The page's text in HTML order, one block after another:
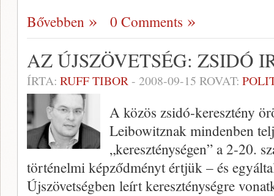
Bővebben 0 Comments
AZ ÚJSZÖVETSÉG: ZSIDÓ
ÍRTA: RUFF TIBOR- 2008-09-15 ROVAT:
A közös zsidó-keresztény
Leibowitznak mindenben
„kereszténységen” a 2-20.
történelmi képződményt értjük – és
Újszövetségben leírt kereszténységre